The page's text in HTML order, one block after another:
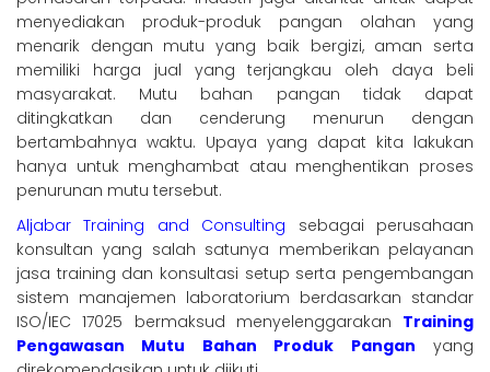
menyediakan produk-produk pangan olahan yang
menarik dengan mutu yang baik bergizi, aman serta
memiliki harga jual yang terjangkau oleh daya beli
masyarakat. Mutu bahan pangan tidak dapat
ditingkatkan dan cenderung menurun dengan
bertambahnya waktu. Upaya yang dapat kita lakukan
hanya untuk menghambat atau menghentikan proses
penurunan mutu tersebut.
Aljabar Training and Consulting sebagai perusahaan
konsultan yang salah satunya memberikan pelayanan
jasa training dan konsultasi setup serta pengembangan
sistem manajemen laboratorium berdasarkan standar
ISO/IEC 17025 bermaksud menyelenggarakan Training
Pengawasan Mutu Bahan Produk Pangan yang